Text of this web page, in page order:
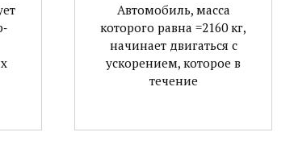
Автомобиль, масса
которого равна =2160 кг,
начинает двигаться с
ускорением, которое в
течение